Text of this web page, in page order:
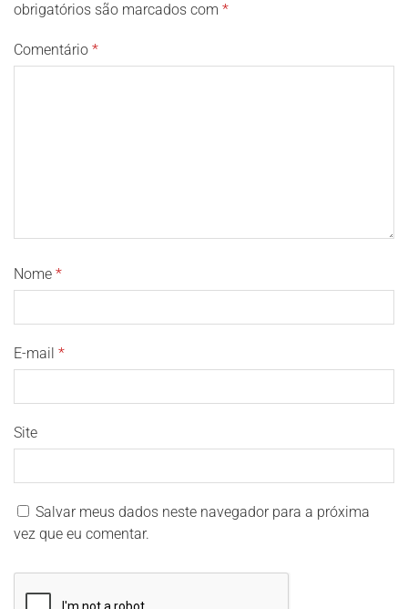
obrigatórios são marcados com *
Comentário *
Nome *
E-mail *
Site
Salvar meus dados neste navegador para a próxima
vez que eu comentar.